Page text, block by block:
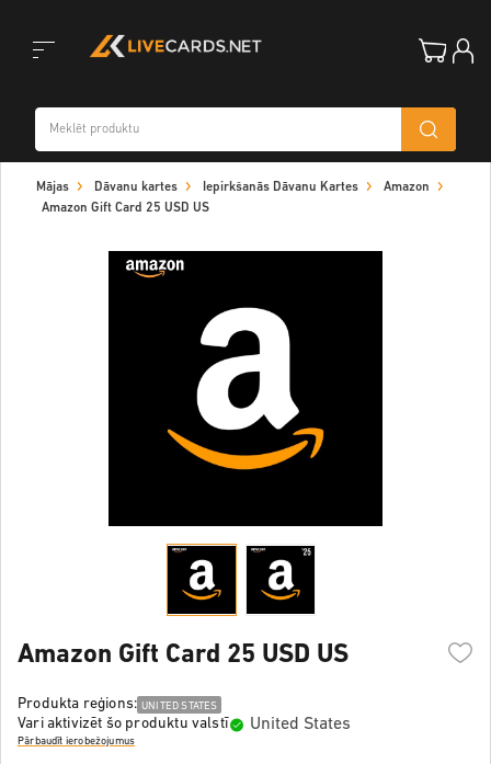
navigation
Mājas Dāvanu kartes Iepirkšanās Dāvanu Kartes
Amazon
Amazon Gift Card 25 USD US
Amazon Gift Card 25 USD US
Produkta reģions: UNITED STATES
Vari aktivizēt šo produktu valstī United States
Pārbaudīt ierobežojumus